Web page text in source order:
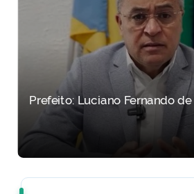
Prefeito: Luciano Fernando de